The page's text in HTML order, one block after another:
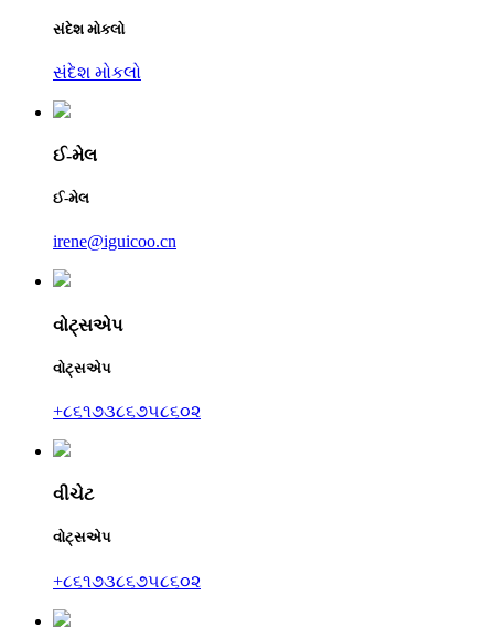
સંદેશ મોકલો
સંદેશ મોકલો
ઈ-મેલ
ઈ-મેલ
irene@iguicoo.cn
વોટ્સએપ
વોટ્સએપ
+૮૬૧૭૩૮૬૭૫૮૬૦૨
વીચેટ
વોટ્સએપ
+૮૬૧૭૩૮૬૭૫૮૬૦૨